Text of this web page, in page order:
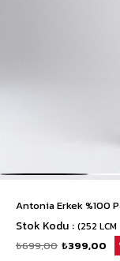
Antonia Erkek %100
Stok Kodu (252
₺699,00 ₺399,00